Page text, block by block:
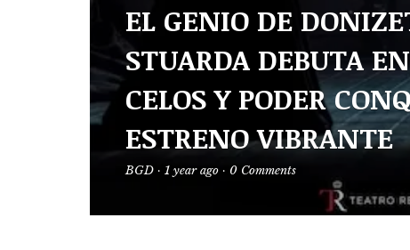
EL GENIO DE
STUARDA DEBUTA
CELOS Y PODER
ESTRENO VIBRANTE
BGD · 1 year ago · 0 Comments